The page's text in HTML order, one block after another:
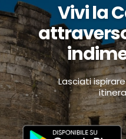
Vivi la
Lasciati